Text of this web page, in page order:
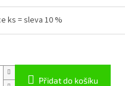
ks = sleva 10 %
Přidat do košíku